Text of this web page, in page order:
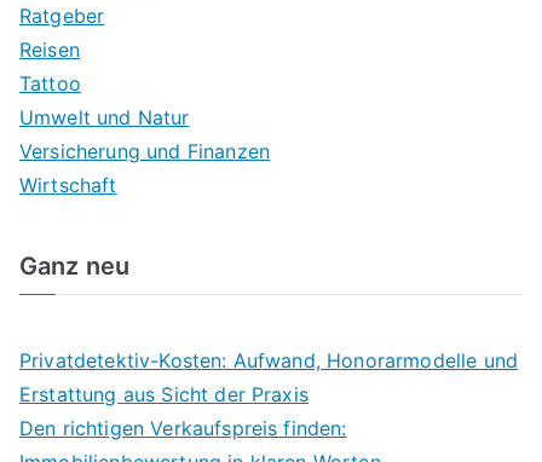
Ratgeber
Reisen
Tattoo
Umwelt und Natur
Versicherung und Finanzen
Wirtschaft
Ganz neu
Privatdetektiv-Kosten: Aufwand, Honorarmodelle und
Erstattung aus Sicht der Praxis
Den richtigen Verkaufspreis finden: